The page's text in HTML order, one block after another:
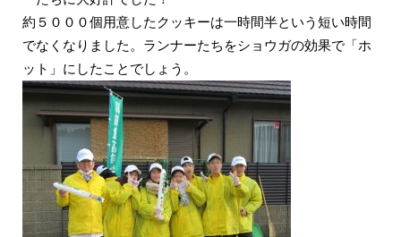
約５０００個用意したクッキーは一時間半という短い時間
でなくなりました。ランナーたちをショウガの効果で「ホ
ット」にしたことでしょう。